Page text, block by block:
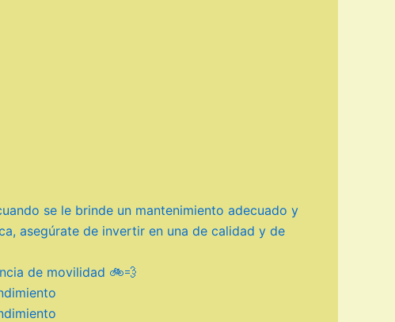
se le brinde un mantenimiento adecuado y
asegúrate de invertir en una de calidad y de
de movilidad 🚲💨